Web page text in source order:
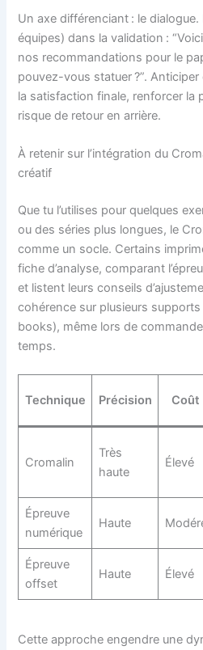
Un axe différenciant : le
équipes) dans la validation :
nos recommandations pour le
pouvez-vous statuer ?”. Anticiper
la satisfaction finale, renforcer la
risque de retour en arrière.
À retenir sur l’intégration du
créatif
Que tu l’utilises pour quelques
ou des séries plus longues, le
comme un socle. Certains
fiche d’analyse, comparant
et listent leurs conseils
cohérence sur plusieurs
books), même lors de
temps.
Technique Précision Coût
Cromalin
Très
haute
Élevé
Épreuve
numérique
Haute
Épreuve
offset
Haute Élevé
Cette approche engendre une